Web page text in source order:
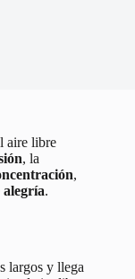
aire libre
, la
,
alegría.
largos y llega